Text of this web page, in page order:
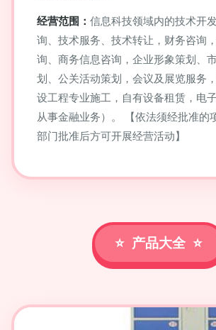
经营范围： 信息科技领域内的技术开
询、技术服务、技术转让，财务咨询
询、商务信息咨询，企业形象策划、
划、公关活动策划，会议及展览服务
设工程专业施工，自有设备租赁，电
从事金融业务）。 【依法须经批准的
部门批准后方可开展经营活动】
产品大全